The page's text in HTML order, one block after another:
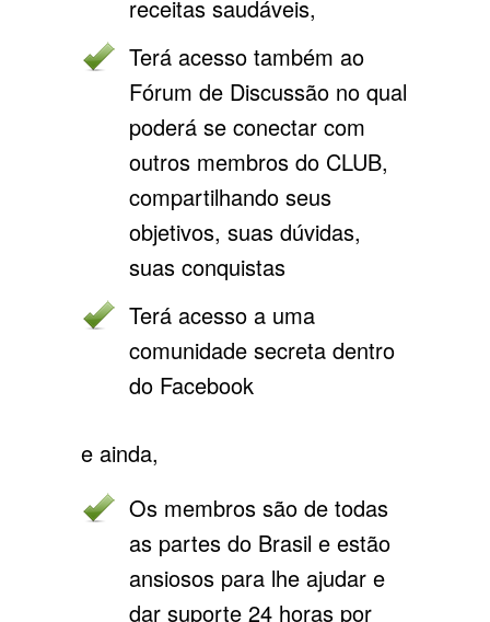
receitas saudáveis,
Terá acesso também ao
Fórum de Discussão no qual
poderá se conectar com
outros membros do CLUB,
compartilhando seus
objetivos, suas dúvidas,
suas conquistas
Terá acesso a uma
comunidade secreta dentro
do Facebook
e ainda,
Os membros são de todas
as partes do Brasil e estão
ansiosos para lhe ajudar e
dar suporte 24 horas por